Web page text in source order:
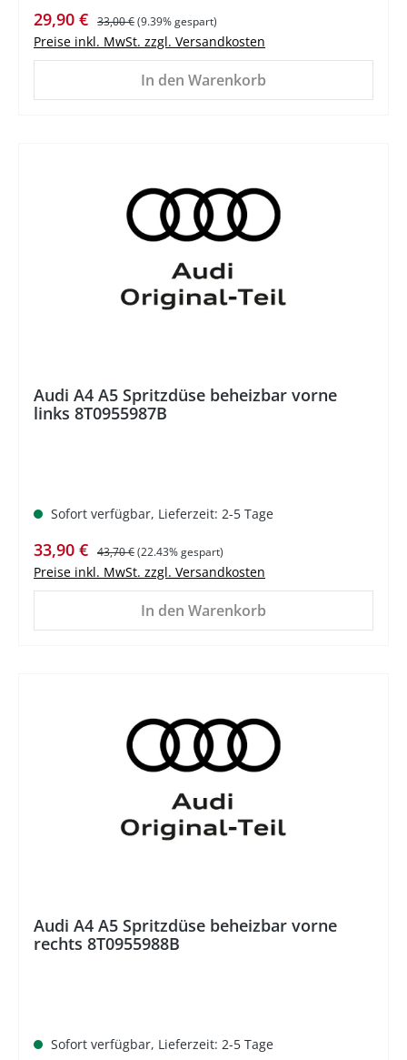
Verkaufspreis:
29,90 € Regulärer Preis:
33,00 €(9.39% gespart)
Preise inkl. MwSt. zzgl. Versandkosten
In den Warenkorb
Audi A4 A5 Spritzdüse beheizbar vorne
links 8T0955987B
Sofort verfügbar, Lieferzeit: 2-5 Tage
Verkaufspreis:
33,90 € Regulärer Preis:
43,70 €(22.43% gespart)
Preise inkl. MwSt. zzgl. Versandkosten
In den Warenkorb
Audi A4 A5 Spritzdüse beheizbar vorne
rechts 8T0955988B
Sofort verfügbar, Lieferzeit: 2-5 Tage